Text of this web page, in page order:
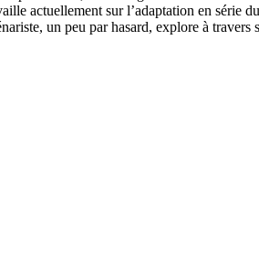
actuellement sur l’adaptation en série
un peu par hasard, explore à travers